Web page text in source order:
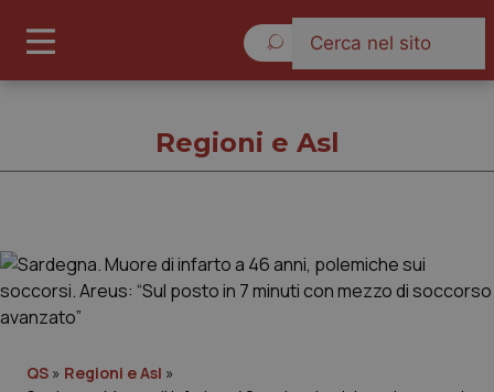
Cronache
Governo e Parlamento
Regioni e Asl
QS » Regioni e Asl »